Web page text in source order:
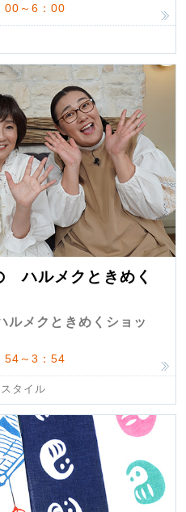
00～6：00
ハルメクときめく
メクときめくショッ
54～3：54
タイル